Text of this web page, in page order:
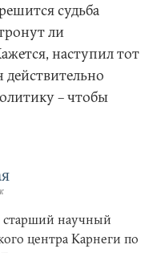
судьба
ли
наступил тот
– чтобы
старший научный
центра Карнеги по